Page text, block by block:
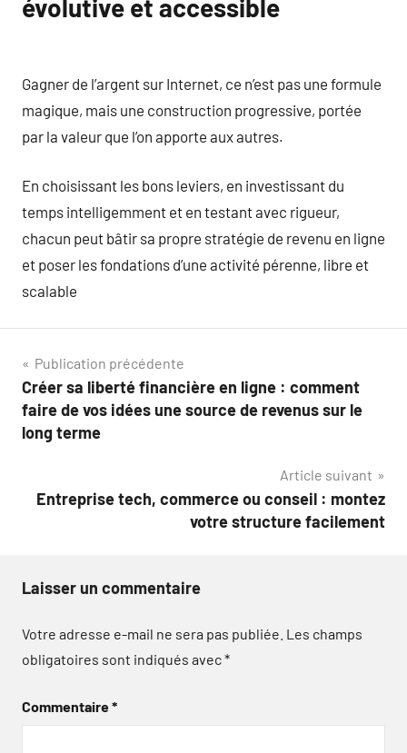
évolutive et accessible
Gagner de l’argent sur Internet, ce n’est pas une formule
magique, mais une construction progressive, portée
par la valeur que l’on apporte aux autres.
En choisissant les bons leviers, en investissant du
temps intelligemment et en testant avec rigueur,
chacun peut bâtir sa propre stratégie de revenu en ligne
et poser les fondations d’une activité pérenne, libre et
scalable
Navigation
de
l’article
Publication précédente
Créer sa liberté financière en ligne : comment
faire de vos idées une source de revenus sur le
long terme
Article suivant
Entreprise tech, commerce ou conseil : montez
votre structure facilement
Laisser un commentaire
Votre adresse e-mail ne sera pas publiée. Les champs
obligatoires sont indiqués avec*
Commentaire*